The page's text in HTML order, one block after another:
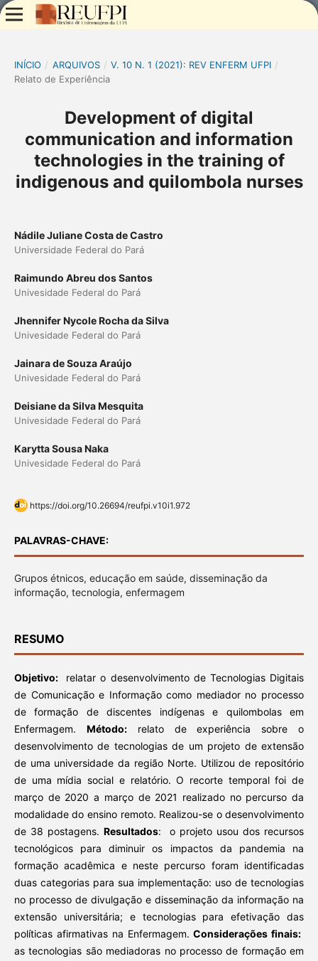
INÍCIO / ARQUIVOS / V. 10 N. 1 (2021): REV ENFERM UFPI /
Relato de Experiência
Development of digital
communication and information
technologies in the training of
indigenous and quilombola nurses
Nádile Juliane Costa de Castro
Universidade Federal do Pará
Raimundo Abreu dos Santos
Univesidade Federal do Pará
Jhennifer Nycole Rocha da Silva
Univesidade Federal do Pará
Jainara de Souza Araújo
Univesidade Federal do Pará
Deisiane da Silva Mesquita
Univesidade Federal do Pará
Karytta Sousa Naka
Univesidade Federal do Pará
https://doi.org/10.26694/reufpi.v10i1.972
PALAVRAS-CHAVE:
Grupos étnicos, educação em saúde, disseminação da
informação, tecnologia, enfermagem
RESUMO
Objetivo:
relatar o desenvolvimento de Tecnologias Digitais
de Comunicação e Informação como mediador no processo
de formação de discentes indígenas e quilombolas em
Enfermagem. Método:relato de experiência sobre o
desenvolvimento de tecnologias de um projeto de extensão
de uma universidade da região Norte. Utilizou de repositório
de uma mídia social e relatório. O recorte temporal foi de
março de 2020 a março de 2021 realizado no percurso da
modalidade do ensino remoto. Realizou-se o desenvolvimento
de 38 postagens. Resultados: o projeto usou dos recursos
tecnológicos para diminuir os impactos da pandemia na
formação acadêmica e neste percurso foram identificadas
duas categorias para sua implementação: uso de tecnologias
no processo de divulgação e disseminação da informação na
extensão universitária; e tecnologias para efetivação das
políticas afirmativas na Enfermagem. Considerações finais:
as tecnologias são mediadoras no processo de formação em